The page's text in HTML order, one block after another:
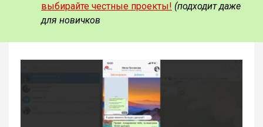
выбирайте честные проекты! (подходит даже
для новичков